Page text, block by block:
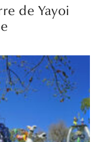
de Yayoi